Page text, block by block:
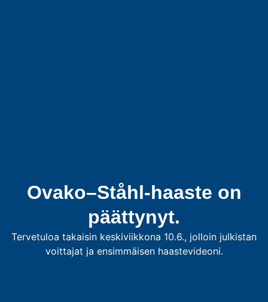
Ovako–Ståhl-haaste on
päättynyt.
Tervetuloa takaisin keskiviikkona 10.6., jolloin julkistan
voittajat ja ensimmäisen haastevideoni.